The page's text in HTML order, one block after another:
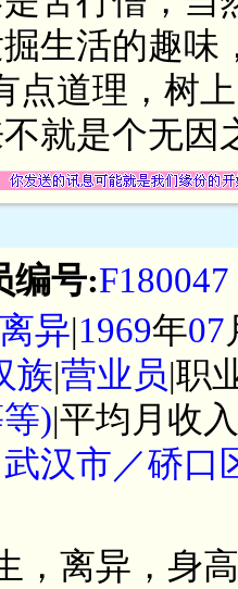
生活的趣味
点道理，树
就是个无因
编号:F180047
离异|1969年07
族|营业员|职
)|平均月收
汉市／硚口
，离异，身